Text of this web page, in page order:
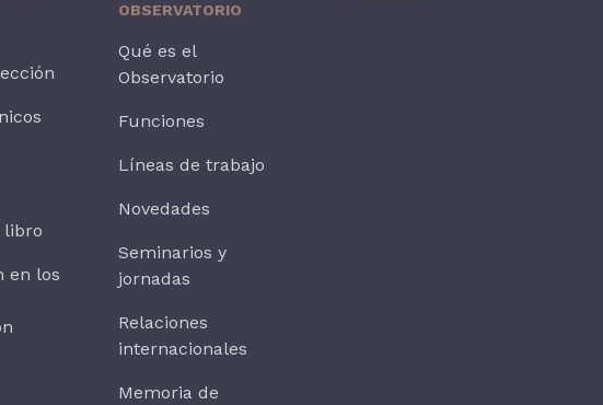
libro
en los
OBSERVATORIO
Qué es el
Observatorio
Funciones
Líneas de trabajo
Novedades
Seminarios y
jornadas
Relaciones
internacionales
Memoria de